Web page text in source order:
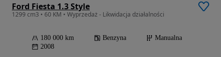
Ford Fiesta 1.3 Style
1299 cm3 • 60 KM • Wyprzedaż - Likwidacja działalności
180 000 km Benzyna
Manualna
2008